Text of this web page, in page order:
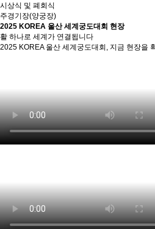
시상식 및 폐회식
주경기장(양궁장)
2025 KOREA 울산 세계궁도대회 현장
활 하나로 세계가 연결됩니다
2025 KOREA 울산 세계궁도대회, 지금 현장을